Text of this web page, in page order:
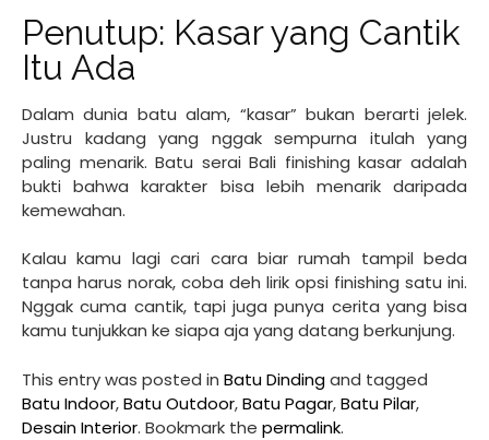
Penutup: Kasar yang Cantik
Itu Ada
Dalam dunia batu alam, “kasar” bukan berarti jelek.
Justru kadang yang nggak sempurna itulah yang
paling menarik. Batu serai Bali finishing kasar adalah
bukti bahwa karakter bisa lebih menarik daripada
kemewahan.
Kalau kamu lagi cari cara biar rumah tampil beda
tanpa harus norak, coba deh lirik opsi finishing satu ini.
Nggak cuma cantik, tapi juga punya cerita yang bisa
kamu tunjukkan ke siapa aja yang datang berkunjung.
This entry was posted in Batu Dindingand tagged
Batu Indoor,Batu Outdoor,Batu Pagar,Batu Pilar,
Desain Interior. Bookmark the permalink.